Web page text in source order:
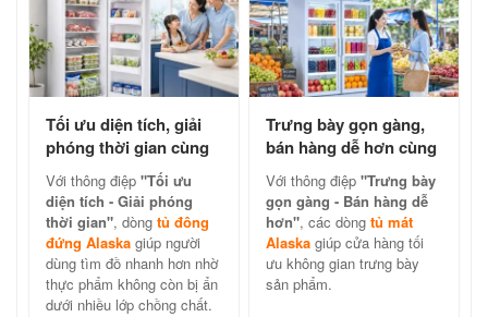
Tối ưu diện tích, giải
phóng thời gian cùng
tủ đông đứng Alaska
Với thông điệp "Tối ưu
diện tích - Giải phóng
thời gian", dòng tủ đông
đứng Alaska giúp người
dùng tìm đồ nhanh hơn nhờ
thực phẩm không còn bị ẩn
dưới nhiều lớp chồng chất.
Trưng bày gọn gàng,
bán hàng dễ hơn cùng
tủ mát Alaska chính
hãng
Với thông điệp "Trưng bày
gọn gàng - Bán hàng dễ
hơn", các dòng tủ mát
Alaska giúp cửa hàng tối
ưu không gian trưng bày
sản phẩm.